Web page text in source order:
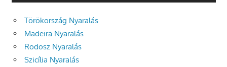
Törökország Nyaralás
Madeira Nyaralás
Rodosz Nyaralás
Szicília Nyaralás